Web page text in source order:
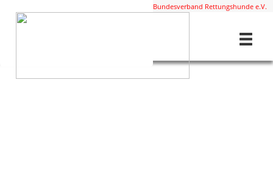
BRH Bundesverband Rettungshunde e.V.